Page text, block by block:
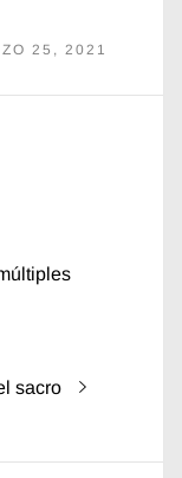
25, 2021
sacro